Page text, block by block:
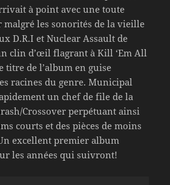
à point avec une toute
les sonorités de la vieille
D.R.I et Nuclear Assault de
clin d’œil flagrant à Kill ‘Em All
titre de l’album en guise
racines du genre. Municipal
un chef de file de la
Crossover perpétuant ainsi
courts et des pièces de moins
excellent premier album
les années qui suivront!